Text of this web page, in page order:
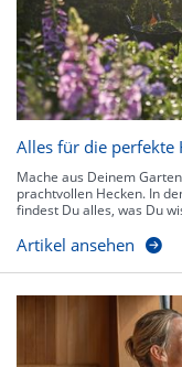
Alles für die perfekte
Mache aus Deinem
prachtvollen Hecken. In
findest Du alles, was Du
Artikel ansehen